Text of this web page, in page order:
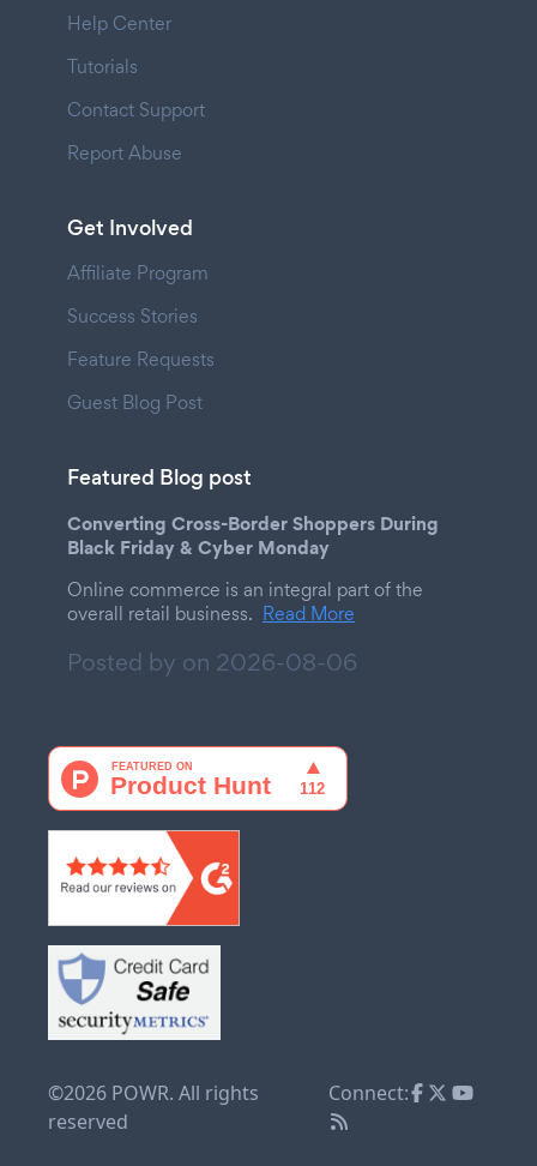
Help Center
Tutorials
Contact Support
Report Abuse
Get Involved
Affiliate Program
Success Stories
Feature Requests
Guest Blog Post
Featured Blog post
Converting Cross-Border Shoppers During
Black Friday & Cyber Monday
Online commerce is an integral part of the
overall retail business. Read More
Posted by on 2026-08-06
©2026 POWR. All rights
reserved
Connect: